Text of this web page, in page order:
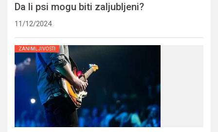
Da li psi mogu biti zaljubljeni?
11/12/2024
ZANIMLJIVOSTI